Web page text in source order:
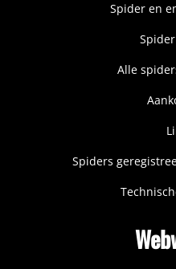
Spider en
Alle
Spiders